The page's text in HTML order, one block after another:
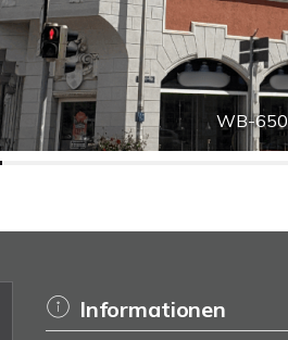
WB-650
Informationen